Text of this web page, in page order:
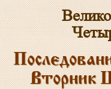
Вторник